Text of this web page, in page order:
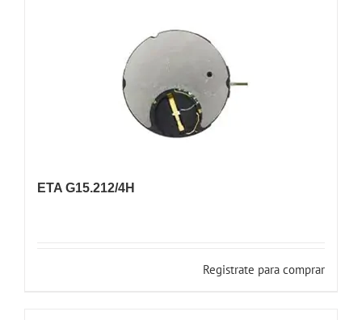
ETA G15.212/4H
Registrate para comprar